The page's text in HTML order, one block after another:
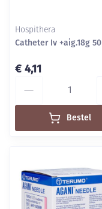
Hospithera
Catheter Iv +aig.18g 50
€ 4,11
Bestel